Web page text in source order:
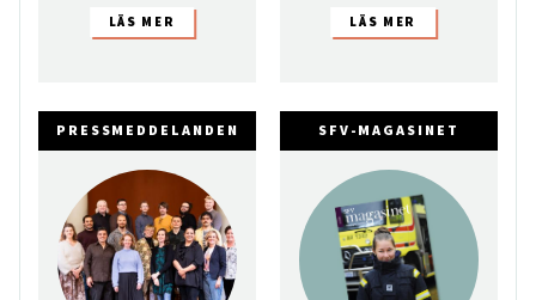
PRESSMEDDELANDEN SFV-MAGASINET